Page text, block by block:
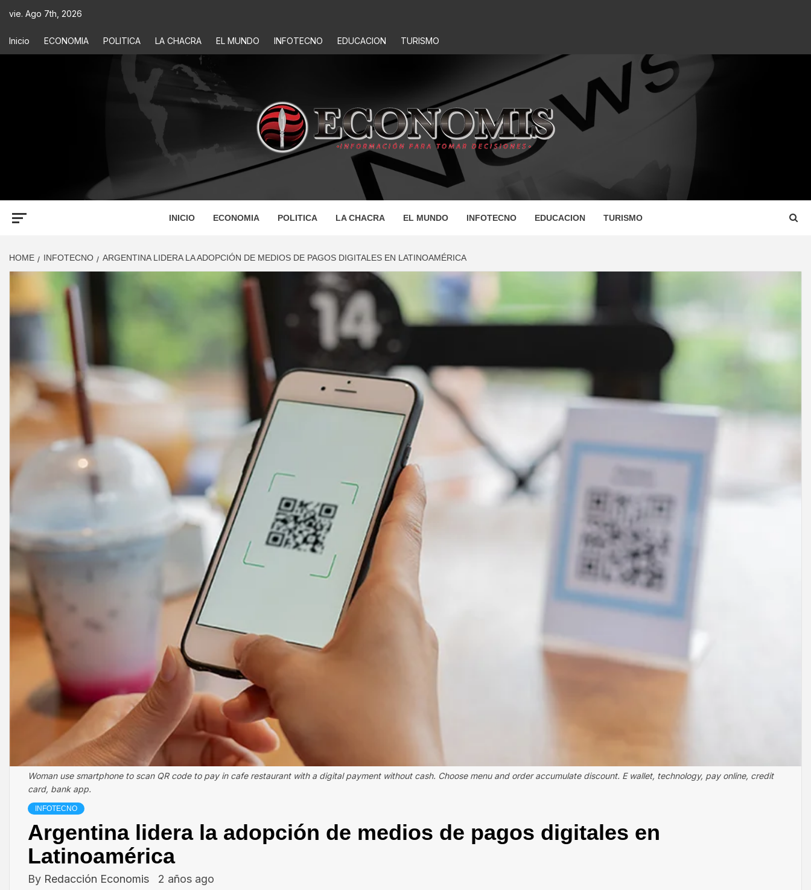
vie. Ago 7th, 2026
Inicio ECONOMIA POLITICA LA CHACRA EL MUNDO INFOTECNO EDUCACION TURISMO
ECONOMIS
INICIO ECONOMIA POLITICA LA CHACRA EL MUNDO INFOTECNO EDUCACION TURISMO
HOME INFOTECNO ARGENTINA LIDERA LA ADOPCIÓN DE MEDIOS DE PAGOS DIGITALES EN LATINOAMÉRICA
Woman use smartphone to scan QR code to pay in cafe restaurant with a digital payment without cash. Choose menu and order accumulate discount. E wallet, technology, pay online, credit
card, bank app.
INFOTECNO
Argentina lidera la adopción de medios de pagos digitales en
Latinoamérica
By Redacción Economis 2 años ago